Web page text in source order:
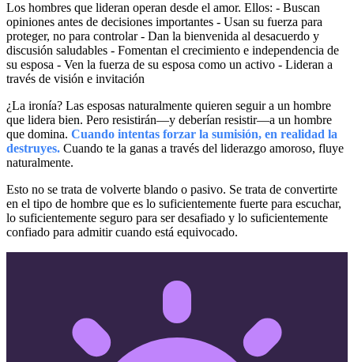
Los hombres que lideran operan desde el amor. Ellos: - Buscan
opiniones antes de decisiones importantes - Usan su fuerza para
proteger, no para controlar - Dan la bienvenida al desacuerdo y
discusión saludables - Fomentan el crecimiento e independencia de
su esposa - Ven la fuerza de su esposa como un activo - Lideran a
través de visión e invitación
¿La ironía? Las esposas naturalmente quieren seguir a un hombre
que lidera bien. Pero resistirán—y deberían resistir—a un hombre
que domina. Cuando intentas forzar la sumisión, en realidad la
destruyes. Cuando te la ganas a través del liderazgo amoroso, fluye
naturalmente.
Esto no se trata de volverte blando o pasivo. Se trata de convertirte
en el tipo de hombre que es lo suficientemente fuerte para escuchar,
lo suficientemente seguro para ser desafiado y lo suficientemente
confiado para admitir cuando está equivocado.